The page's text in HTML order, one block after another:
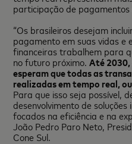
participação de pagamentos
“Os brasileiros desejam
pagamento em suas vidas e
financeiras trabalhem para
no futuro próximo.Até
esperam que todas as
realizadas em tempo real,
Para que isso seja possível,
desenvolvimento de
focados na eficiência e na
João Pedro Paro Neto,
Cone Sul.